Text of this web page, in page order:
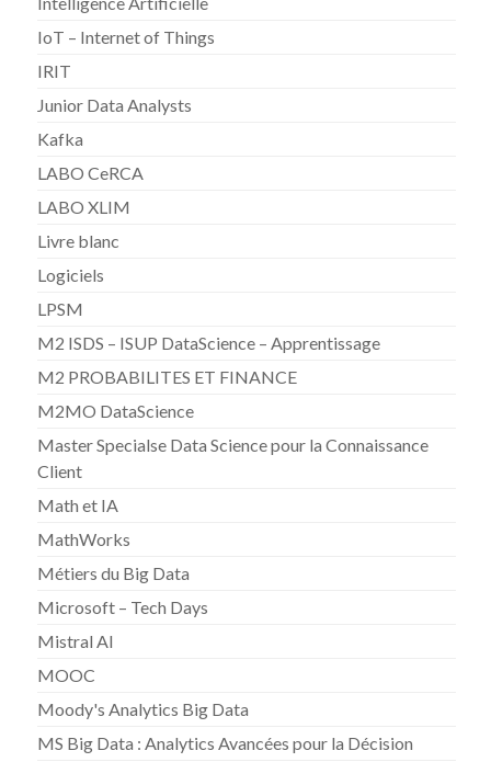
IoT – Internet of Things
IRIT
Junior Data Analysts
Kafka
LABO CeRCA
LABO XLIM
Livre blanc
Logiciels
LPSM
M2 ISDS – ISUP DataScience – Apprentissage
M2 PROBABILITES ET FINANCE
M2MO DataScience
Master Specialse Data Science pour la Connaissance
Client
Math et IA
MathWorks
Métiers du Big Data
Microsoft – Tech Days
Mistral AI
MOOC
Moody's Analytics Big Data
MS Big Data : Analytics Avancées pour la Décision